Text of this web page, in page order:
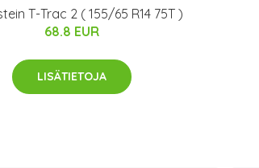
T-Trac 2 ( 155/65 R14 75T )
68.8 EUR
LISÄTIETOJA